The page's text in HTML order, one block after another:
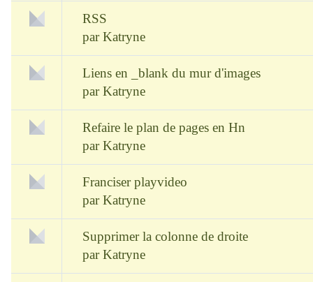
RSS
parKatryne
Liens en _blank du mur d'images
parKatryne
Refaire le plan de pages en Hn
parKatryne
Franciser playvideo
parKatryne
Supprimer la colonne de droite
parKatryne